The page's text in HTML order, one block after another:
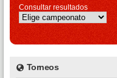
Consultar resultados
Torneos